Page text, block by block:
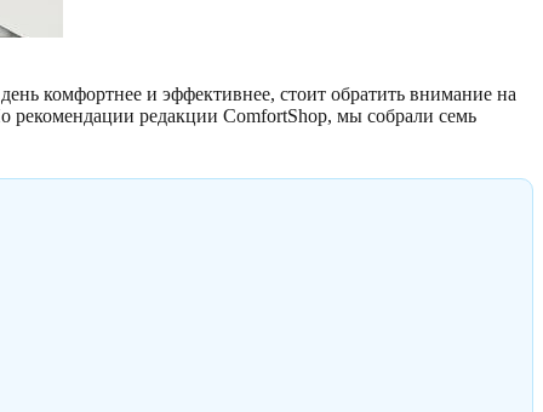
комфортнее и эффективнее, стоит обратить внимание на
рекомендации редакции ComfortShop, мы собрали семь